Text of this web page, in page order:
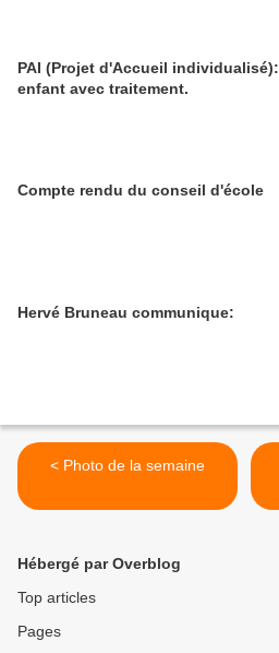
PAI (Projet d'Accueil individualisé):
enfant avec traitement.
Compte rendu du conseil d'école
Hervé Bruneau communique:
< Photo de la semaine
Hébergé par Overblog
Top articles
Pages